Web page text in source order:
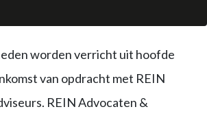
worden verricht uit hoofde
van opdracht met REIN
REIN Advocaten &